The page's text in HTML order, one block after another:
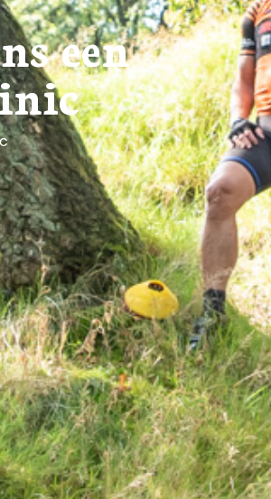
een